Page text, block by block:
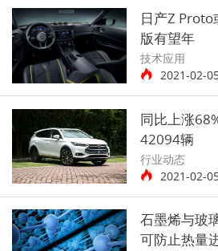
日产Z
版有望年
技术应用
2021-02-
同比上涨
42094辆
行业动态
2021-02-
石墨烯与玻
可防止热量